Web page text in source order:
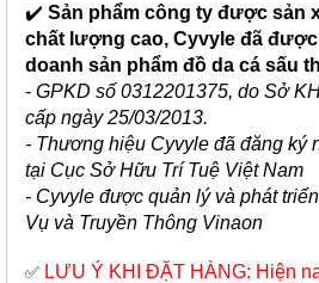
✔️ Sản phẩm công ty được sản
chất lượng cao, Cyvyle đã
doanh sản phẩm đồ da cá sấu
- GPKD số 0312201375, do Sở
cấp ngày 25/03/2013.
- Thương hiệu Cyvyle đã đăng ký
tại Cục Sở Hữu Trí Tuệ Việt Nam
- Cyvyle được quản lý và phát
Vụ và Truyền Thông Vinaon
✅ LƯU Ý KHI ĐẶT HÀNG: Hiện